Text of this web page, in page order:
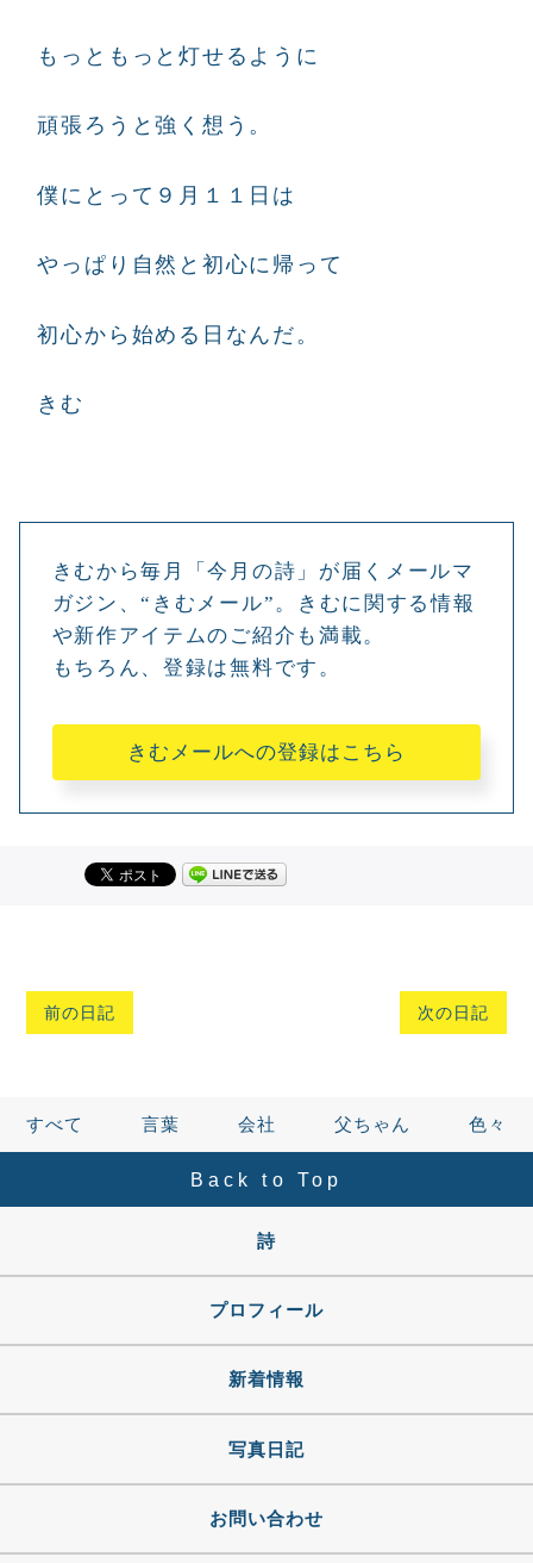
もっともっと灯せるように
頑張ろうと強く想う。
僕にとって９月１１日は
やっぱり自然と初心に帰って
初心から始める日なんだ。
きむ
きむから毎月「今月の詩」が届くメールマ
ガジン、“きむメール”。きむに関する情報
や新作アイテムのご紹介も満載。
もちろん、登録は無料です。
きむメールへの登録はこちら
前の日記 次の日記
すべて 言葉 会社 父ちゃん 色々
Back to Top
詩
プロフィール
新着情報
写真日記
お問い合わせ